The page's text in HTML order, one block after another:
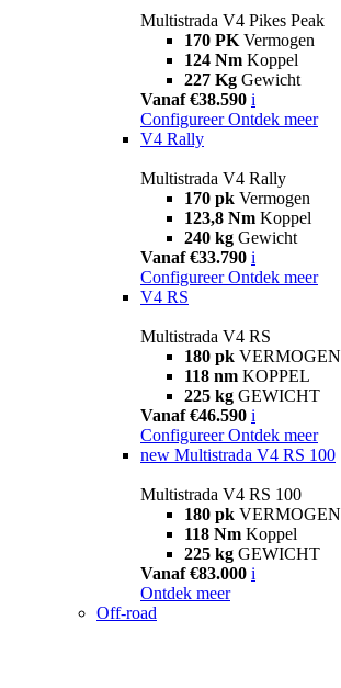
Multistrada V4 Pikes Peak
170 PK Vermogen
124 Nm Koppel
227 Kg Gewicht
Vanaf €38.590 i
Configureer Ontdek meer
V4 Rally
Multistrada V4 Rally
170 pk Vermogen
123,8 Nm Koppel
240 kg Gewicht
Vanaf €33.790 i
Configureer Ontdek meer
V4 RS
Multistrada V4 RS
180 pk VERMOGEN
118 nm KOPPEL
225 kg GEWICHT
Vanaf €46.590 i
Configureer Ontdek meer
new Multistrada V4 RS 100
Multistrada V4 RS 100
180 pk VERMOGEN
118 Nm Koppel
225 kg GEWICHT
Vanaf €83.000 i
Ontdek meer
Off-road